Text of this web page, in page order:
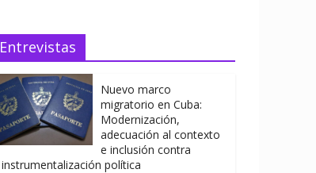
Entrevistas
Nuevo marco
migratorio en Cuba:
Modernización,
adecuación al contexto
e inclusión contra
instrumentalización política